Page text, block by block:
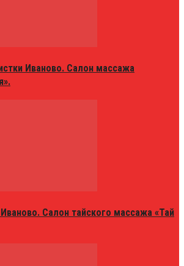
Иваново. Салон массажа
Салон тайского массажа «Тай